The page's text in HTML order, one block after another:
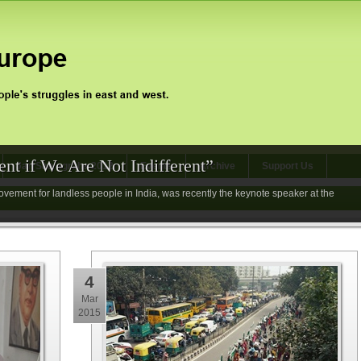
Jan Satyagraha 2012 Events Archive Support Us
if We Are Not Indifferent”
for landless people in India, was recently the keynote speaker at the
4
Mar
2015